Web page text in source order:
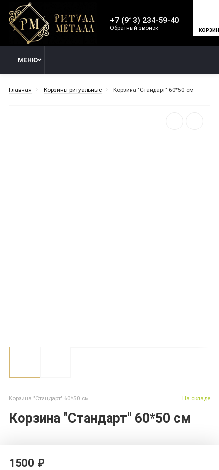
+7 (913) 234-59-40
Обратный звонок
МЕНЮ
Главная Корзины ритуальные Корзина "Стандарт" 60*50 см
Корзина "Стандарт" 60*50 см
Корзина "Стандарт" 60*50 см
На складе
1500 ₽